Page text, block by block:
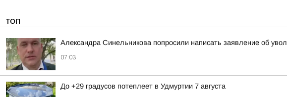
ТОП
Александра Синельникова попросили написать заявление об
07:03
До +29 градусов потеплеет в Удмуртии 7 августа